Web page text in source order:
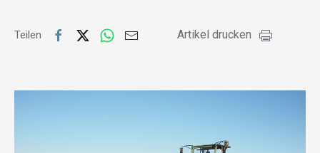
Teilen Artikel drucken